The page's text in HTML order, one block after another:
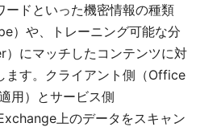
ードといった機密情報の種類
）や、トレーニング可能な分
にマッチしたコンテンツに対
ます。クライアント側（Office
用）とサービス側
上のデータをスキャン